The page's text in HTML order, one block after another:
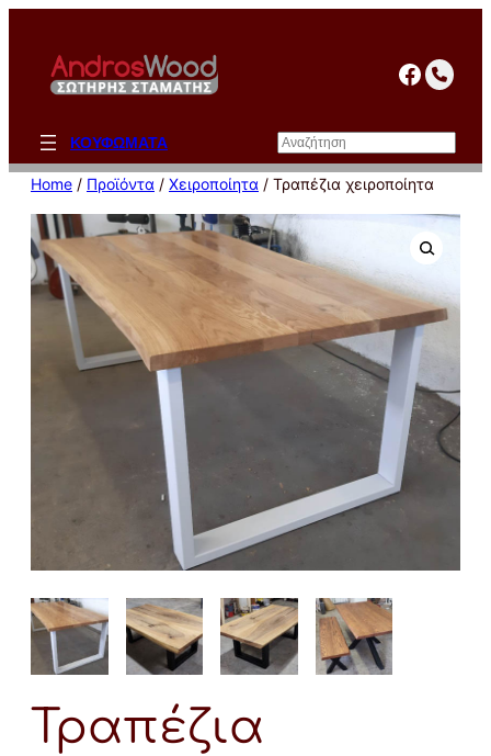
περιεχόμενο
ΚΟΥΦΩΜΑΤΑ Αναζήτηση
Home / Προϊόντα / Χειροποίητα / Τραπέζια χειροποίητα
Τραπέζια